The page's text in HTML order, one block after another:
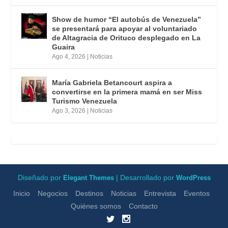
Show de humor “El autobús de Venezuela”
se presentará para apoyar al voluntariado
de Altagracia de Orituco desplegado en La
Guaira
Ago 4, 2026 | Noticias
María Gabriela Betancourt aspira a
convertirse en la primera mamá en ser Miss
Turismo Venezuela
Ago 3, 2026 | Noticias
Diseñado por Elegant Themes| Desarrollado por WordPress
Inicio Negocios Destinos Noticias Entrevista
Eventos
Quiénes somos
Contacto